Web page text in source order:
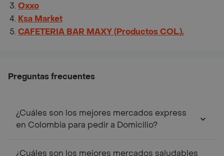
Oxxo
Ksa Market
CAFETERIA BAR MAXY (Productos COL.).
Preguntas frecuentes
¿Cuáles son los mejores mercados express
en Colombia para pedir a Domicilio?
¿Cuáles son los mejores mercados saludables